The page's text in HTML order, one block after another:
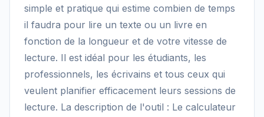
simple et pratique qui estime combien de temps
il faudra pour lire un texte ou un livre en
fonction de la longueur et de votre vitesse de
lecture. Il est idéal pour les étudiants, les
professionnels, les écrivains et tous ceux qui
veulent planifier efficacement leurs sessions de
lecture. La description de l'outil : Le calculateur